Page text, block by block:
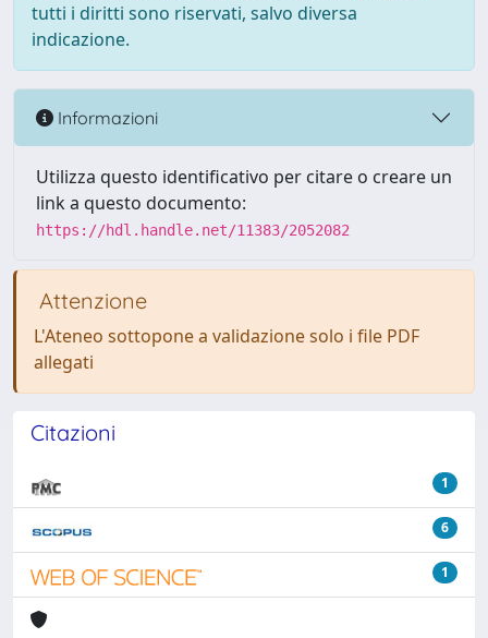
tutti i diritti sono riservati, salvo diversa
indicazione.
Informazioni
Utilizza questo identificativo per citare o creare un
link a questo documento:
https://hdl.handle.net/11383/2052082
Attenzione
L'Ateneo sottopone a validazione solo i file PDF
allegati
Citazioni
1
6
1